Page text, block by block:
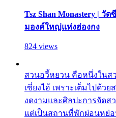
Tsz Shan Monastery |
มองค์ใหญ่แห่งฮ่องกง
824 views
สวนอวี้หยวน คือหนึ่งใน
เซี่ยงไฮ้ เพราะเต็มไปด้
งดงามและศิลปะการจัด
แต่เป็นสถานที่พักผ่อนหย่อ